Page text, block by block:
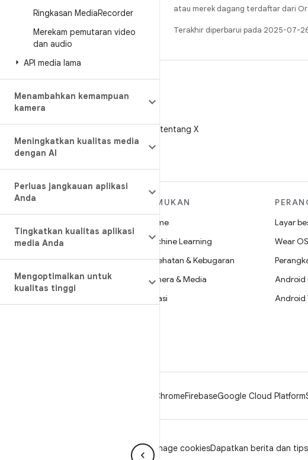
Ringkasan MediaRecorder
Merekam pemutaran video
dan audio
API media lama
Menambahkan kemampuan
kamera
Meningkatkan kualitas media
dengan AI
Perluas jangkauan aplikasi
Anda
Tingkatkan kualitas aplikasi
media Anda
Mengoptimalkan untuk
kualitas tinggi
atau merek dagang terdaftar dari
Terakhir diperbarui pada 2025-07-
Ikuti @AndroidDev tentang X
SELENGKAPNYA
TENTANG ANDROID
Android
Keamanan
Source
TEMUKAN
Game
Machine Learning
Kesehatan & Kebugaran
Kamera & Media
Privasi
Layar
Wear OS
Android
Android
ChromeFirebaseGoogle Cloud Platform
Pedoman brand Manage cookiesDapatkan berita dan tips